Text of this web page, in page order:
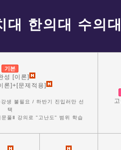
대 한의대 수의
기본
성 [이론]
론]+[문제적용]
생 불필요 / 하반기 진입러만 선
택
풀Ⅱ 강의로 "고난도" 범위 학습